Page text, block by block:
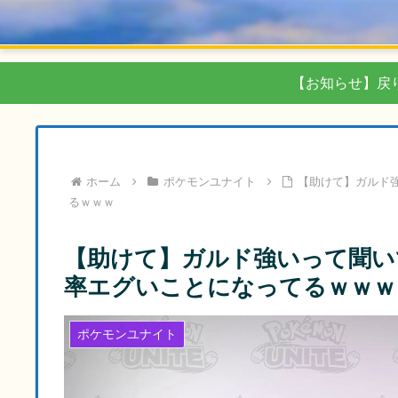
【お知らせ】
ホーム ポケモンユナイト
【助けて】ガル
るｗｗｗ
【助けて】ガルド強いって聞
率エグいことになってるｗｗｗ
ポケモンユナイト